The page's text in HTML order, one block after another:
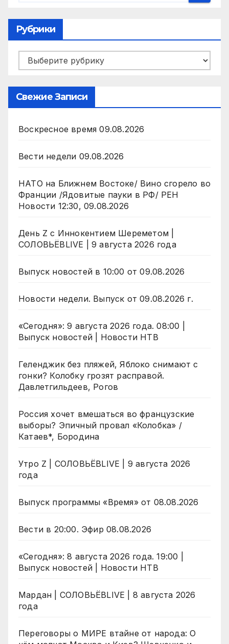
Рубрики
Рубрики
Свежие Записи
Воскресное время 09.08.2026
Вести недели 09.08.2026
НАТО на Ближнем Востоке/ Вино сгорело во
Франции /Ядовитые пауки в РФ/ РЕН
Новости 12:30, 09.08.2026
День Z с Иннокентием Шереметом |
СОЛОВЬЁВLIVE | 9 августа 2026 года
Выпуск новостей в 10:00 от 09.08.2026
Новости недели. Выпуск от 09.08.2026 г.
«Сегодня»: 9 августа 2026 года. 08:00 |
Выпуск новостей | Новости НТВ
Геленджик без пляжей, Яблоко снимают с
гонки? Колобку грозят расправой.
Давлетгильдеев, Рогов
Россия хочет вмешаться во французские
выборы? Эпичный провал «Колобка» /
Катаев*, Бородина
Утро Z | СОЛОВЬЁВLIVE | 9 августа 2026
года
Выпуск программы «Время» от 08.08.2026
Вести в 20:00. Эфир 08.08.2026
«Сегодня»: 8 августа 2026 года. 19:00 |
Выпуск новостей | Новости НТВ
Мардан | СОЛОВЬЁВLIVE | 8 августа 2026
года
Переговоры о МИРЕ втайне от народа: О